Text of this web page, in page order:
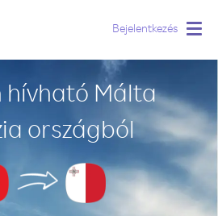
Bejelentkezés
hívható Málta
országból